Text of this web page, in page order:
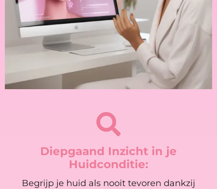
Diepgaand Inzicht in je
Huidconditie:
Begrijp je huid als nooit tevoren dankzij